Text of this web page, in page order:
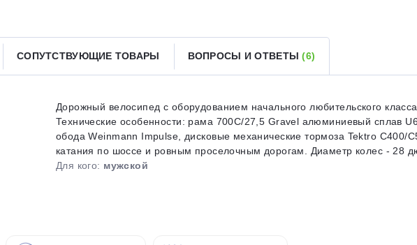
СОПУТСТВУЮЩИЕ ТОВАРЫ ВОПРОСЫ И ОТВЕТЫ(6)
Дорожный велосипед с оборудованием начального любительского
Технические особенности: рама 700C/27,5 Gravel алюминиевый сплав
обода Weinmann Impulse, дисковые механические тормоза Tektro C400/
катания по шоссе и ровным проселочным дорогам. Диаметр колес - 28
Для кого: мужской
Оставшиеся75% будутсписываться
Подробнееоб оплате Плайтом